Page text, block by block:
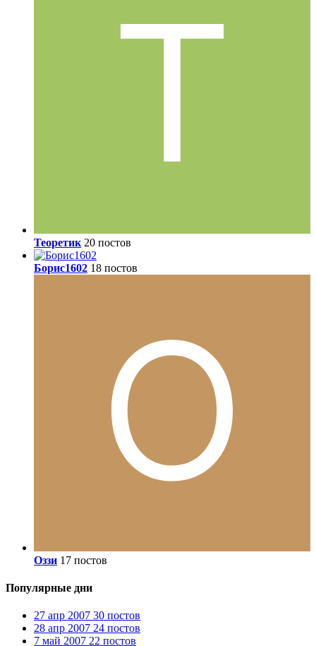
Теоретик 20 постов
Борис1602 18 постов
Оззи 17 постов
Популярные дни
27 апр 2007 30 постов
28 апр 2007 24 постов
7 май 2007 22 постов